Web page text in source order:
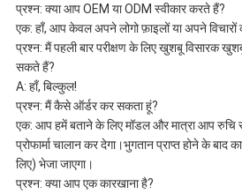
प्रश्न: क्या आप OEM या ODM स्वीकार करते हैं?
एक: हाँ, आप केवल अपने लोगो फ़ाइलों या अपने
प्रश्न: मैं पहली बार परीक्षण के लिए खुशबू विसारक
सकते हैं?
A: हाँ, बिल्कुल!
प्रश्न: मैं कैसे ऑर्डर कर सकता हूं?
एक: आप हमें बताने के लिए मॉडल और मात्रा आप रुचि
प्रोफार्मा चालान कर देगा।भुगतान प्राप्त होने के बाद
लिए) भेजा जाएगा।
प्रश्न: क्या आप एक कारखाना है?